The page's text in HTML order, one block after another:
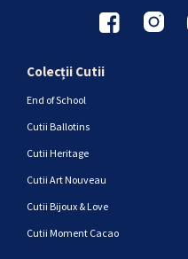
Colecții Cutii
End of School
Cutii Ballotins
Cutii Heritage
Cutii Art Nouveau
Cutii Bijoux & Love
Cutii Moment Cacao